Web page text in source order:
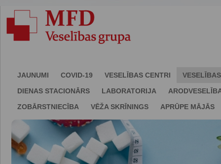
JAUNUMI COVID-19 VESELĪBAS CENTRI
DIENAS STACIONĀRS
LABORATORIJA
ZOBĀRSTNIECĪBA
VĒŽA SKRĪNINGS APRŪPE MĀJĀS